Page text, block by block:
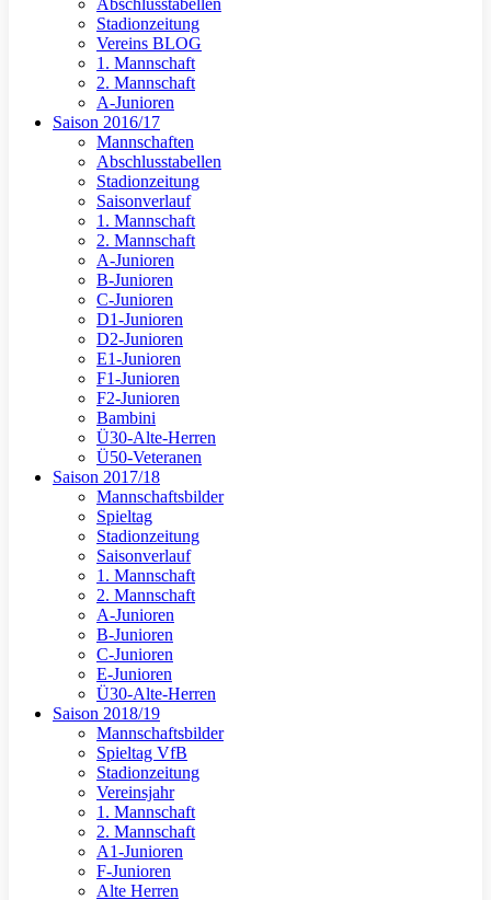
Stadionzeitung
Vereins BLOG
1. Mannschaft
2. Mannschaft
A-Junioren
Saison 2016/17
Mannschaften
Abschlusstabellen
Stadionzeitung
Saisonverlauf
1. Mannschaft
2. Mannschaft
A-Junioren
B-Junioren
C-Junioren
D1-Junioren
D2-Junioren
E1-Junioren
F1-Junioren
F2-Junioren
Bambini
Ü30-Alte-Herren
Ü50-Veteranen
Saison 2017/18
Mannschaftsbilder
Spieltag
Stadionzeitung
Saisonverlauf
1. Mannschaft
2. Mannschaft
A-Junioren
B-Junioren
C-Junioren
E-Junioren
Ü30-Alte-Herren
Saison 2018/19
Mannschaftsbilder
Spieltag VfB
Stadionzeitung
Vereinsjahr
1. Mannschaft
2. Mannschaft
A1-Junioren
F-Junioren
Alte Herren